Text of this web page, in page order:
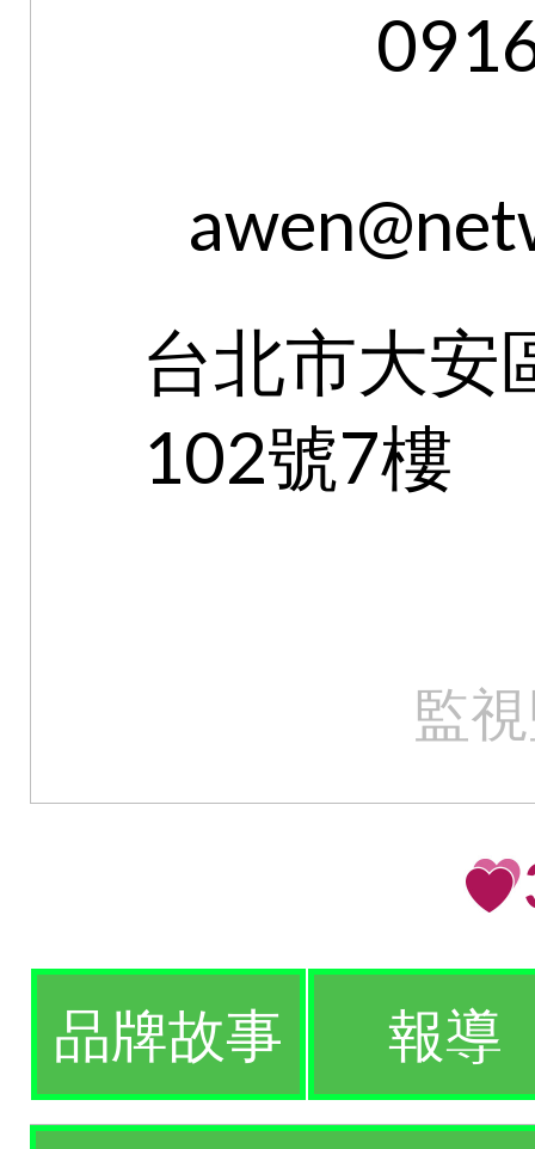
台北市大安
102號7樓
監
品牌故事 報導